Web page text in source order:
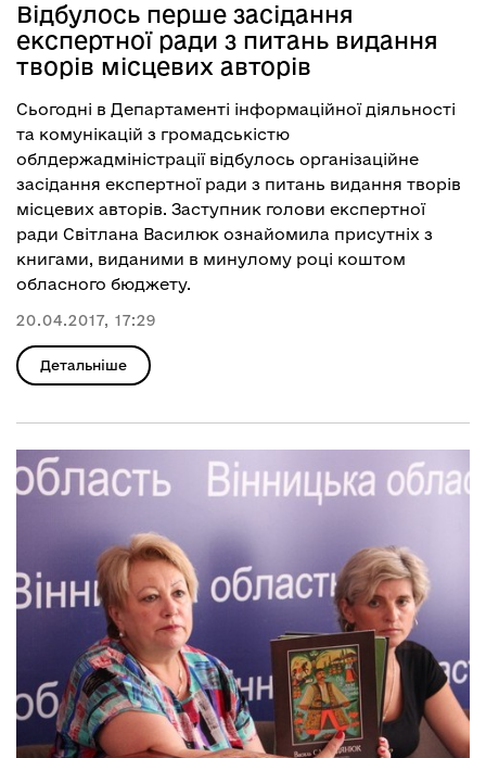
Відбулось перше засідання
експертної ради з питань видання
творів місцевих авторів
Сьогодні в Департаменті інформаційної діяльності
та комунікацій з громадськістю
облдержадміністрації відбулось організаційне
засідання експертної ради з питань видання творів
місцевих авторів. Заступник голови експертної
ради Світлана Василюк ознайомила присутніх з
книгами, виданими в минулому році коштом
обласного бюджету.
20.04.2017, 17:29
Детальніше